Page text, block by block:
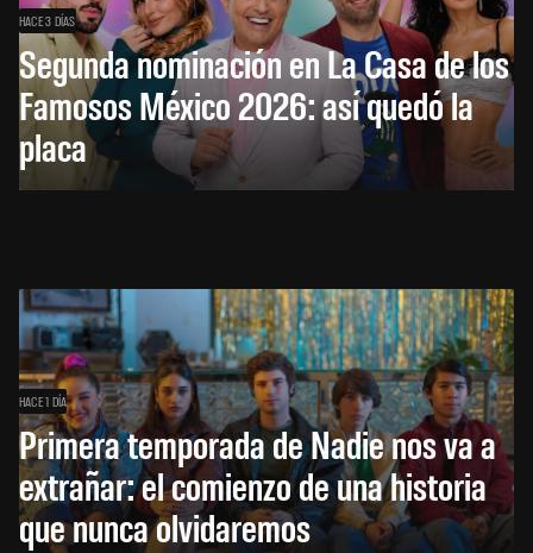
HACE 3 DÍAS
Segunda nominación en La Casa de los
Famosos México 2026: así quedó la
placa
HACE 1 DÍA
Primera temporada de Nadie nos va a
extrañar: el comienzo de una historia
que nunca olvidaremos